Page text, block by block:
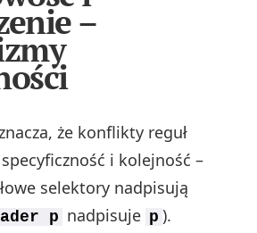
–
że konflikty reguł
i kolejność –
selektory nadpisują
p nadpisuje p ).